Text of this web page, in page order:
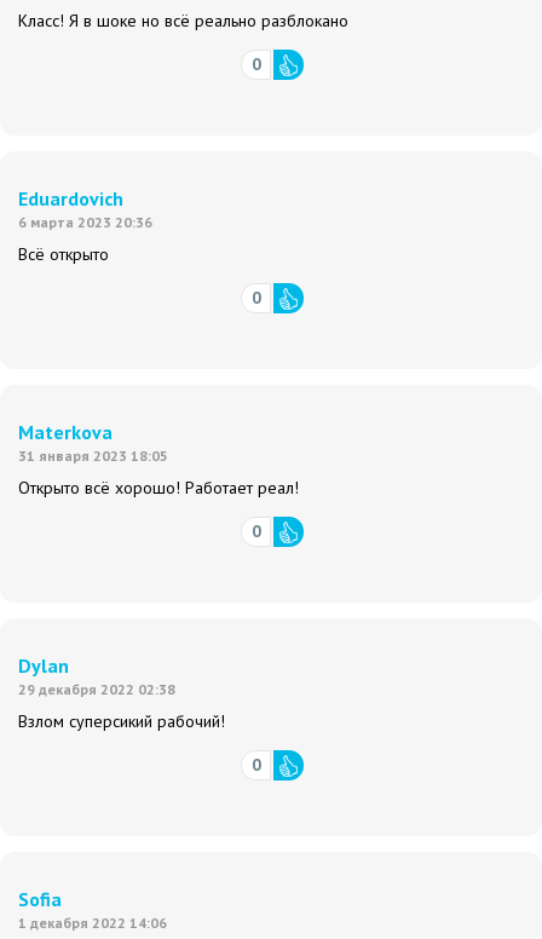
Класс! Я в шоке но всё реально разблокано
0
Eduardovich
6 марта 2023 20:36
Всё открыто
0
Materkova
31 января 2023 18:05
Открыто всё хорошо! Работает реал!
0
Dylan
29 декабря 2022 02:38
Взлом суперсикий рабочий!
0
Sofia
1 декабря 2022 14:06